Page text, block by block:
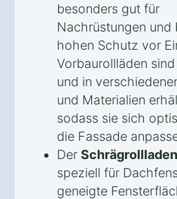
besonders gut für
Nachrüstungen und
hohen Schutz vor
Vorbaurollläden
und in
und Materialien
sodass sie sich
die Fassade
Der Schrägrollladen
speziell für
geneigte